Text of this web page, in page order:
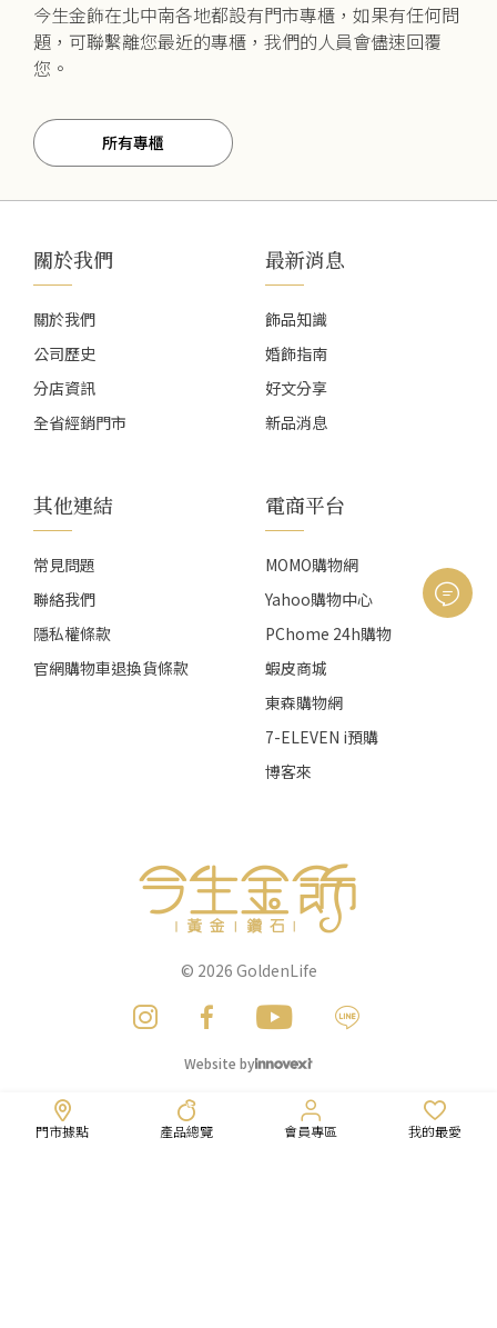
今生金飾在北中南各地都設有門市專櫃，如果有任何問
題，可聯繫離您最近的專櫃，我們的人員會儘速回覆
您。
所有專櫃
門市據點 產品總覽 會員專區 我的最愛
關於我們
關於我們
公司歷史
分店資訊
全省經銷門市
最新消息
飾品知識
婚飾指南
好文分享
新品消息
其他連結
常見問題
聯絡我們
隱私權條款
官網購物車退換貨條款
電商平台
MOMO購物網
Yahoo購物中心
PChome 24h購物
蝦皮商城
東森購物網
7-ELEVEN i預購
博客來
© 2026 GoldenLife
Website by